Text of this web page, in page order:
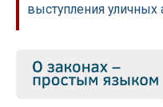
выступления уличных